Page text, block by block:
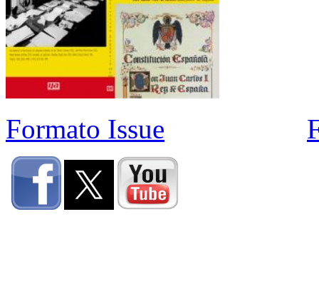
Formato Issue